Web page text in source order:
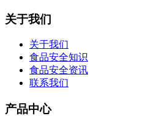
关于我们
关于我们
食品安全知识
食品安全资讯
联系我们
产品中心